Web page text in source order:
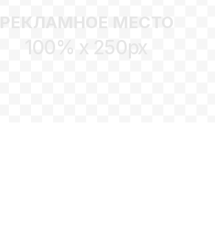
РЕКЛАМНОЕ МЕСТО
100% x 250px